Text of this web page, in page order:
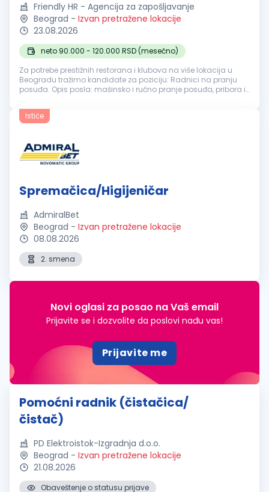
Friendly HR - Agencija za zapošljavanje
Beograd - Izvan pretražene lokacije
23.08.2026
neto 90.000 - 120.000 RSD (mesečno)
Za potrebe prestižnih restorana i klubova na više lokacija u
Beogradu tražimo kandidate za poziciju: Radnici na pranju
posuđa. Opis posla: mašinsko i ručno pranje posuđa, pribora i
posuđa; ...
Ističe
Spremačica/Higijeničar
AdmiralBet
Beograd - Izvan pretražene lokacije
08.08.2026
2. smena
Novi oglasi za posao na Vaš email
Prijavite se i dozvolite da poslovi nađu vas!
Prijavite me
Pomoćni radnik (čistačica/
čistač)
PD Elektroistok-Izgradnja d.o.o.
Beograd - Izvan pretražene lokacije
21.08.2026
Obaveštenje o statusu prijave